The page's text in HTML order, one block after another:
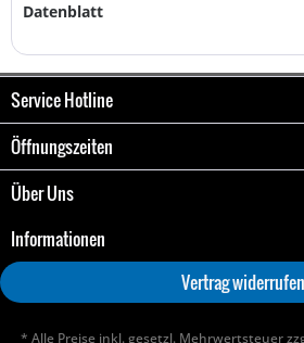
Datenblatt
Service Hotline
Öffnungszeiten
Über Uns
Informationen
Vertrag widerrufen
* Alle Preise inkl. gesetzl. Mehrwertsteuer